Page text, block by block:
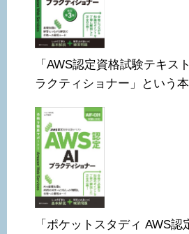
「AWS認定資格試験テキ
ラクティショナー」という本
「ポケットスタディ AWS